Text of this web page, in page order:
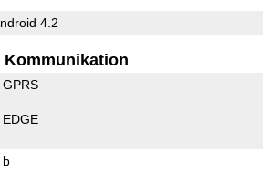
4.2
Kommunikation
GPRS
EDGE
b